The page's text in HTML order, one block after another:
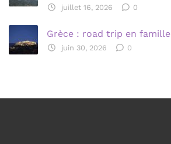
juillet 16, 2026 0
Grèce : road trip en famille
juin 30, 2026 0